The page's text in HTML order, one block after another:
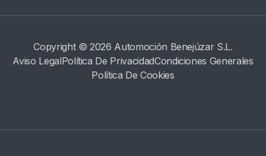
Copyright © 2026 Automoción Benejúzar S.L.
Aviso LegalPolítica De PrivacidadCondiciones Generales
Política De Cookies